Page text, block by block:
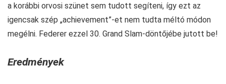
a korábbi orvosi szünet sem tudott segíteni, így ezt az
igencsak szép „achievement”-et nem tudta méltó módon
megélni. Federer ezzel 30. Grand Slam-döntőjébe jutott be!
Eredmények